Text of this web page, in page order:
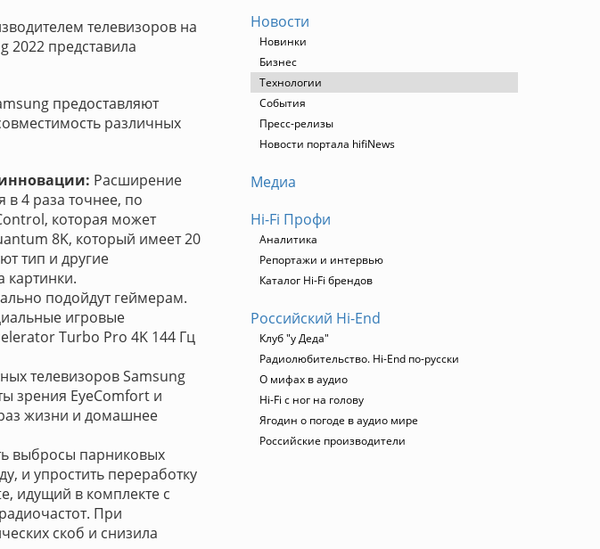
телевизоров на
2022 представила
предоставляют
различных
инновации: Расширение
в 4 раза точнее, по
которая может
8K, который имеет 20
тип и другие
картинки.
подойдут геймерам.
игровые
Turbo Pro 4K 144 Гц
телевизоров Samsung
зрения EyeComfort и
жизни и домашнее
выбросы парниковых
и упростить переработку
идущий в комплекте с
При
скоб и снизила
Новости
Новинки
Бизнес
Технологии
События
Пресс-релизы
Новости портала hifiNews
Медиа
Hi-Fi Профи
Аналитика
Репортажи и интервью
Каталог Hi-Fi брендов
Российский Hi-End
Клуб "у Деда"
Радиолюбительство. Hi-End по-русски
О мифах в аудио
Hi-Fi с ног на голову
Ягодин о погоде в аудио мире
Российские производители